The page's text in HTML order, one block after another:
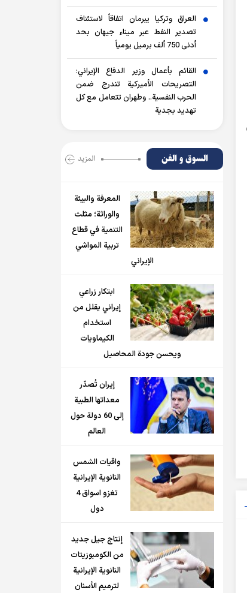
العراق وتركيا يبرمان اتفاقاً لاستئناف
تصدير النفط عبر ميناء جيهان بحد
أدنى 750 ألف برميل يومياً
القائم بأعمال وزير الدفاع الإيراني:
التصريحات الأميركية تندرج ضمن
الحرب النفسية.. وطهران تتعامل مع كل
تهديد بجدية
السوق و الفن المزید
المعرفة والبيئة
والوراثة؛ مثلث
التنمية في قطاع
تربية المواشي
الإيراني
ابتكار زراعي
إيراني يقلل من
استخدام
الكيماويات
ويحسن جودة المحاصيل
إيران تُصدّر
معداتها الطبية
إلى 60 دولة حول
العالم
واقيات الشمس
النانوية الإيرانية
تغزو اسواق 4
دول
إنتاج جيل جديد
من الكومبوزيتات
النانوية الإيرانية
لترميم الأسنان